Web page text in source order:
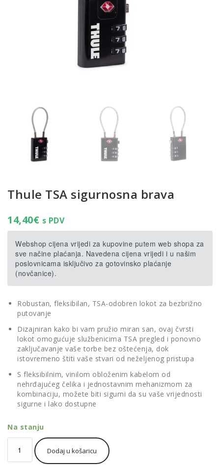
Thule TSA sigurnosna brava
14,40€ s PDV
Webshop cijena vrijedi za kupovine putem web shopa za
sve načine plaćanja. Navedena cijena vrijedi i u našim
poslovnicama isključivo za gotovinsko plaćanje
(novčanice).
Robustan, fleksibilan, TSA-odobren lokot za bezbrižno
putovanje
Dizajniran kako bi vam pružio miran san, ovaj čvrsti
lokot omogućuje službenicima TSA pregled i ponovno
zaključavanje vaše torbe bez oštećenja, dok
istovremeno štiti vaše stvari od neželjenog pristupa
S fleksibilnim, vinilom obloženim kabelom od
nehrđajućeg čelika i jednostavnim mehanizmom za
kombinaciju, možete biti sigurni da su vaše vrijednosti
sigurne i lako dostupne
Na stanju
TSA
sigurnosna
Dodaj u košaricu